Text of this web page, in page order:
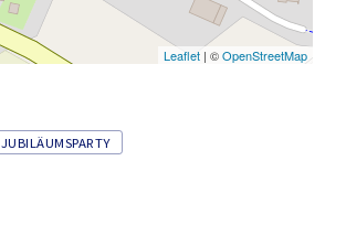
Leaflet | ©OpenStreetMap
JUBILÄUMSPARTY